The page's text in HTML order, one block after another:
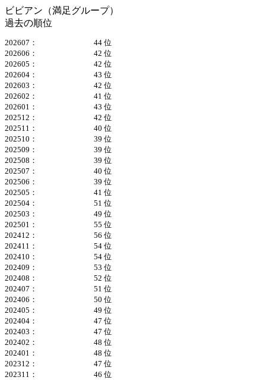
ビビアン（満足グループ）
過去の順位
202607：
44 位
202606：
42 位
202605：
42 位
202604：
43 位
202603：
42 位
202602：
41 位
202601：
43 位
202512：
42 位
202511：
40 位
202510：
39 位
202509：
39 位
202508：
39 位
202507：
40 位
202506：
39 位
202505：
41 位
202504：
51 位
202503：
49 位
202501：
55 位
202412：
56 位
202411：
54 位
202410：
54 位
202409：
53 位
202408：
52 位
202407：
51 位
202406：
50 位
202405：
49 位
202404：
47 位
202403：
47 位
202402：
48 位
202401：
48 位
202312：
47 位
202311：
46 位